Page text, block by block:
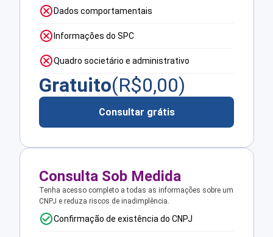
Dados comportamentais
Informações do SPC
Quadro societário e administrativo
Gratuito(R$0,00)
Consultar grátis
Consulta Sob Medida
Tenha acesso completo a todas as informações sobre um
CNPJ e reduza riscos de inadimplência.
Confirmação de existência do CNPJ